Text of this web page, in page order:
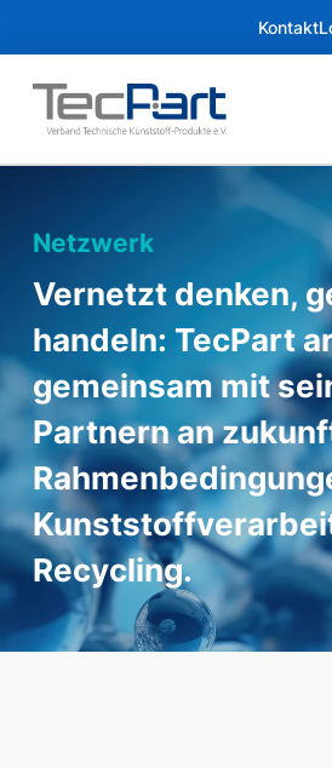
Kontakt
Netzwerk
Vernetzt denken,
handeln: TecPart
gemeinsam mit
Partnern an
Recycling.